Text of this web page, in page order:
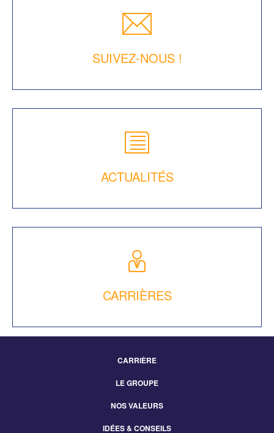
SUIVEZ-NOUS !
ACTUALITÉS
CARRIÈRES
CARRIÈRE
LE GROUPE
NOS VALEURS
IDÉES & CONSEILS